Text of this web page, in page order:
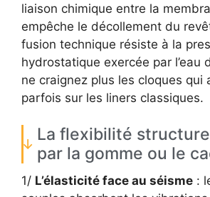
liaison chimique entre la
empêche le décollement du
fusion technique résiste à la
hydrostatique exercée par l’eau
ne craignez plus les cloques qui
parfois sur les liners classiques.
La flexibilité
par la gomme ou le
1/ L’élasticité face au séisme :